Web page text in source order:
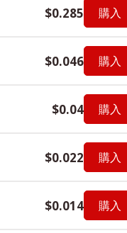
$0.285 購入
$0.046 購入
$0.04 購入
$0.022 購入
$0.014 購入